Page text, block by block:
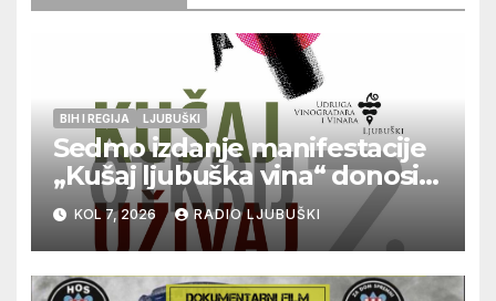
BIH I REGIJA LJUBUŠKI
Sedmo izdanje manifestacije
„Kušaj ljubuška vina“ donosi
vrhunska vina, gastronomiju i
glazbu
KOL 7, 2026 RADIO LJUBUŠKI